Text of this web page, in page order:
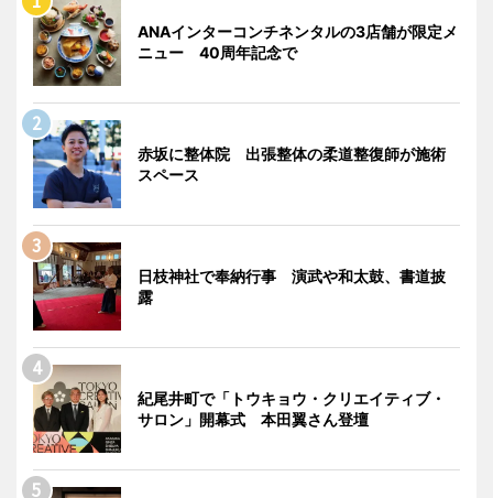
ANAインターコンチネンタルの3店舗が限定メ
ニュー 40周年記念で
赤坂に整体院 出張整体の柔道整復師が施術
スペース
日枝神社で奉納行事 演武や和太鼓、書道披
露
紀尾井町で「トウキョウ・クリエイティブ・
サロン」開幕式 本田翼さん登壇